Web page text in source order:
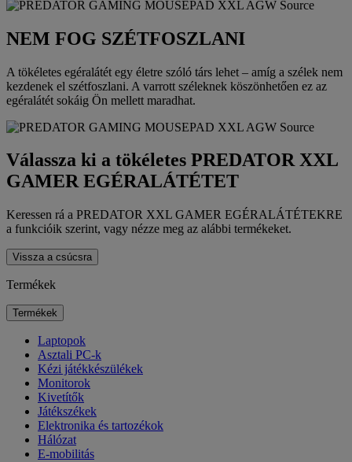
NEM FOG SZÉTFOSZLANI
A tökéletes egéralátét egy életre szóló társ lehet – amíg a szélek nem
kezdenek el szétfoszlani. A varrott széleknek köszönhetően ez az
egéralátét sokáig Ön mellett maradhat.
Válassza ki a tökéletes PREDATOR XXL
GAMER EGÉRALÁTÉTET
Keressen rá a PREDATOR XXL GAMER EGÉRALÁTÉTEKRE
a funkcióik szerint, vagy nézze meg az alábbi termékeket.
Vissza a csúcsra
Termékek
Termékek
Laptopok
Asztali PC-k
Kézi játékkészülékek
Monitorok
Kivetítők
Játékszékek
Elektronika és tartozékok
Hálózat
E-mobilitás